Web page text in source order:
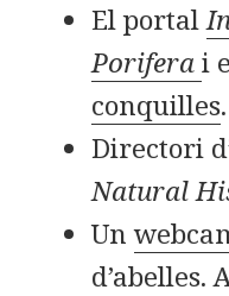
El portal
Poriferai
conquilles.
Directori
Natural
Un
d’abelles.